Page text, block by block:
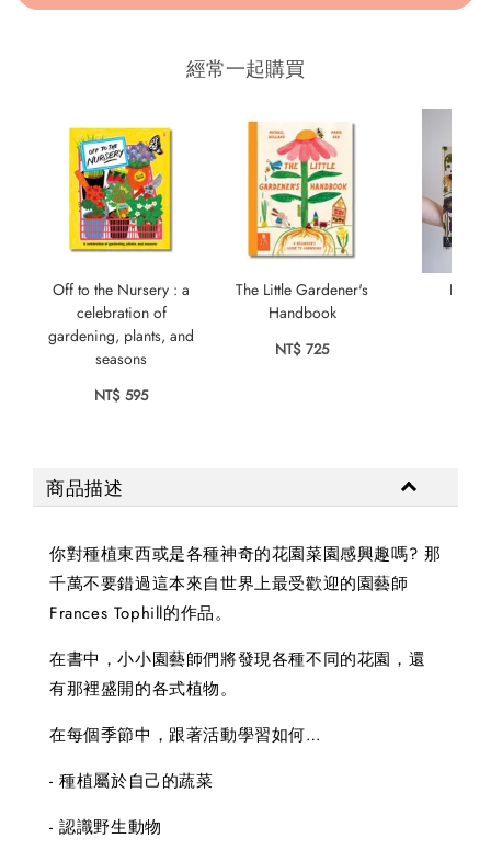
經常一起購買
Off to the Nursery : a
celebration of
gardening, plants, and
seasons
NT$ 595
The Little Gardener's
Handbook
NT$ 725
商品描述
你對種植東西或是各種神奇的花園菜園感興趣嗎? 那
千萬不要錯過這本來自世界上最受歡迎的園藝師
Frances Tophill的作品。
在書中，小小園藝師們將發現各種不同的花園，還
有那裡盛開的各式植物。
在每個季節中，跟著活動學習如何…
- 種植屬於自己的蔬菜
- 認識野生動物